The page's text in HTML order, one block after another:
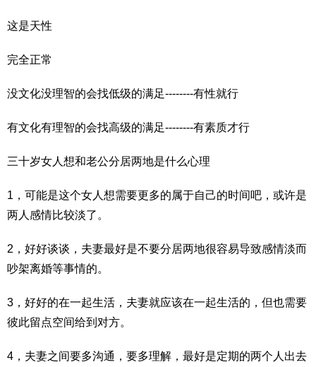
这是天性
完全正常
没文化没理智的会找低级的满足--------有性就行
有文化有理智的会找高级的满足--------有素质才行
三十岁女人想和老公分居两地是什么心理
1，可能是这个女人想需要更多的属于自己的时间吧，或许是
两人感情比较淡了。
2，好好谈谈，夫妻最好是不要分居两地很容易导致感情淡而
吵架离婚等事情的。
3，好好的在一起生活，夫妻就应该在一起生活的，但也需要
彼此留点空间给到对方。
4，夫妻之间要多沟通，要多理解，最好是定期的两个人出去